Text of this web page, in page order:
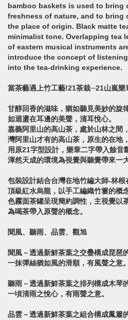
bamboo baskets is used to bring
freshness of nature, and to bring
the place of origin. Black matte
minimalist tone. Overlapping tea
of eastern musical instruments
introduce the concept of
into the tea-drinking experience.
當茶藝遇上竹工藝!21茶栽─21山嵐樂
甘醇回香的滋味，猶如聽見美妙的旋
如迴盪在耳邊的美聲，清耳悅心。
嘉義阿里山的高山茶，處於山林之間
灣阿里山才有的高山茶，原生的在地
用原21字型設計，樂章二字帶入餘音
渾然天成的環境為視覺與聽覺帶來一
包裝設計結合台灣在地竹編大師-林
頂級紅水烏龍，以手工編織竹簍的概
色霧面茶罐呈現簡約調性，主視覺以
為喝茶帶入原聲的概念。
聞風、聽雨、品雲、觀旭
聞風－透過新鮮茶葉之交疊構成琵琶
一抹彈絲猶如風的滑順，有風聲之意。
聽雨－透過新鮮茶葉之排列構成木琴
一頃清雨之悅心，有雨聲之意。
品雲－透過新鮮茶葉之組合構成鳳簫